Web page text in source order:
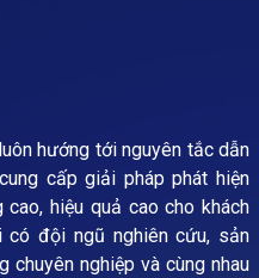
hướng tới nguyên tắc dẫn
cấp giải pháp phát hiện
hiệu quả cao cho khách
có đội ngũ nghiên cứu, sản
chuyên nghiệp và cùng nhau